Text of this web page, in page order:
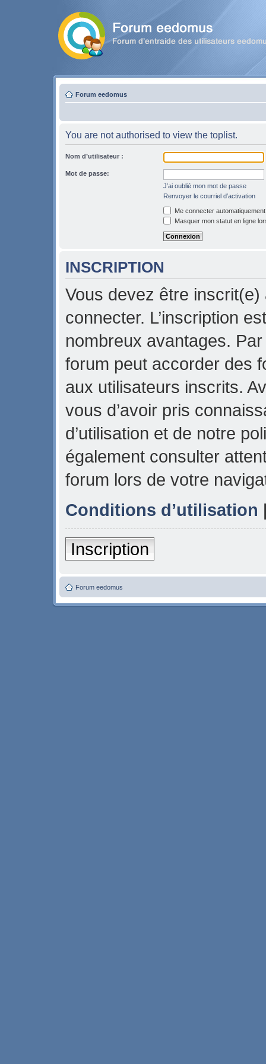
Forum eedomus
You are not authorised to view the toplist.
Nom d’utilisateur :
Mot de passe:
J’ai oublié mon mot de passe
Renvoyer le courriel d’activation
Me connecter
Masquer mon statut en ligne
INSCRIPTION
Vous devez être
connecter. L’inscription
nombreux avantages.
forum peut accorder des
aux utilisateurs inscrits.
vous d’avoir pris
d’utilisation et de notre
également consulter
forum lors de votre
Conditions d’utilisation
Inscription
Forum eedomus